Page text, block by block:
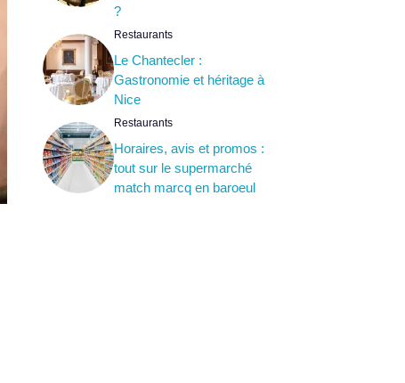
?
Restaurants
Le Chantecler :
Gastronomie et héritage à
Nice
Restaurants
Horaires, avis et promos :
tout sur le supermarché
match marcq en baroeul